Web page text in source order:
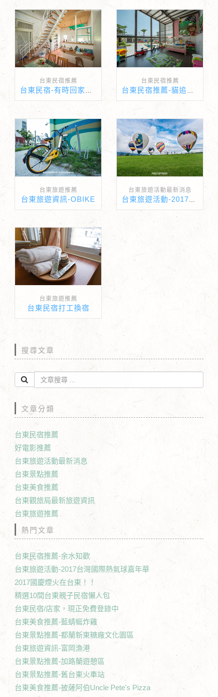
台東民宿推薦
台東民宿-有時回家民宿 空間攝影
台東民宿推薦
台東民宿推薦-貓追熊熊追貓親子民宿
台東旅遊推薦
台東旅遊資訊-OBIKE
台東旅遊活動最新消息
台東旅遊推薦
台東民宿打工換宿
搜尋文章
文章分類
台東民宿推薦
好電影推薦
台東旅遊活動最新消息
台東景點推薦
台東美食推薦
台東觀旅局最新旅遊資訊
台東旅遊推薦
熱門文章
台東民宿推薦-余水知歡
台東旅遊活動-2017台灣國際熱氣球嘉年華
2017國慶煙火在台東！！
精選10間台東親子民宿懶人包
台東民宿/店家，現正免費登錄中
台東美食推薦-藍蜻蜓炸雞
台東景點推薦-都蘭新東糖廠文化園區
台東旅遊資訊-富岡漁港
台東景點推薦-加路蘭遊憩區
台東景點推薦-舊台東火車站
台東美食推薦-披薩阿伯Uncle Pete's Pizza